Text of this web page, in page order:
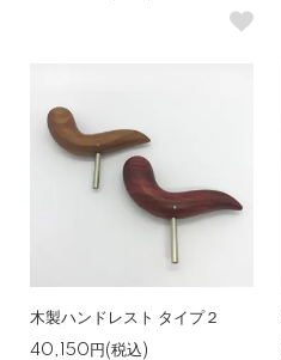
木製ハンドレスト タイプ２
40,150円(税込)